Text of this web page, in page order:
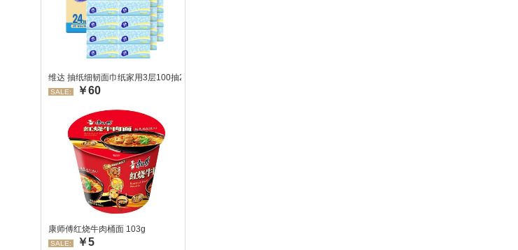
维达 抽纸细韧面巾纸家用3层100抽24包/箱 超值装 偏远地区不发货偏远地区:(含新疆、西藏、内蒙古、宁夏、海南、青海)不发货
SALE: ￥60
康师傅红烧牛肉桶面 103g
SALE: ￥5